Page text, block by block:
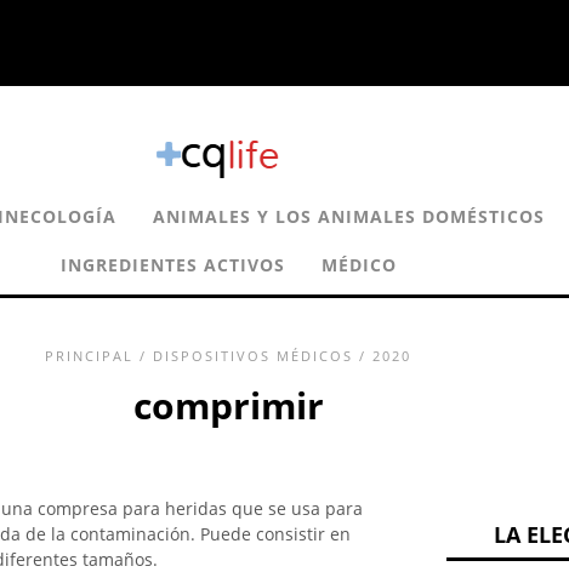
ANIMALES Y LOS ANIMALES DOMÉSTICOS
INGREDIENTES ACTIVOS MÉDICO
PRINCIPAL / DISPOSITIVOS MÉDICOS / 2020
comprimir
compresa para heridas que se usa para
de la contaminación. Puede consistir en
tamaños.
LA